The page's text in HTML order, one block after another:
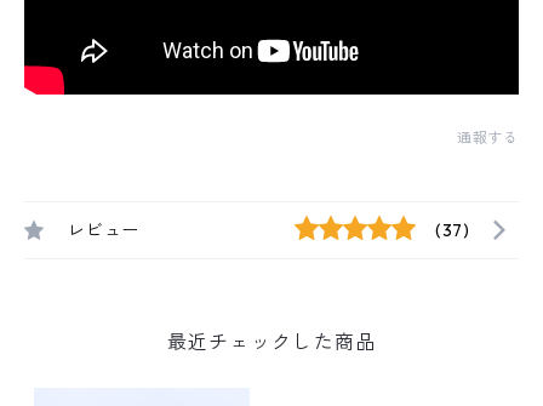
通報する
レビュー (37)
最近チェックした商品